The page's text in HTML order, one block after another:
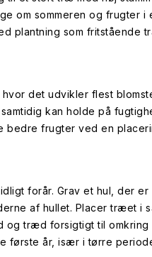
om sommeren og frugter
plantning som
det udvikler flest
kan holde på
bedre frugter ved en
forår. Grav et hul, der
af hullet. Placer træet i
og træd forsigtigt til omkring
første år, især i tørre